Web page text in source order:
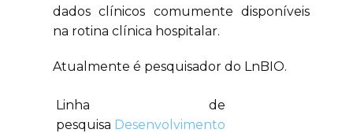
dados clínicos comumente disponíveis
na rotina clínica hospitalar.
Atualmente é pesquisador do LnBIO.
Linha de
pesquisa Desenvolvimento